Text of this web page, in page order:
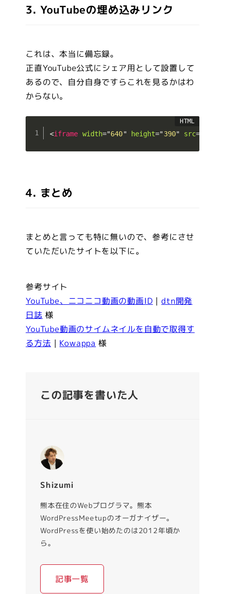
3. YouTubeの埋め込みリンク
これは、本当に備忘録。
正直YouTube公式にシェア用として設置して
あるので、自分自身ですらこれを見るかはわ
からない。
<iframe width="640" height="390" src=
4. まとめ
まとめと言っても特に無いので、参考にさせ
ていただいたサイトを以下に。
参考サイト
YouTube、ニコニコ動画の動画ID ｜dtn開発
日誌 様
YouTube動画のサイムネイルを自動で取得す
る方法 ｜ Kowappa 様
この記事を書いた人
Shizumi
熊本在住のWebプログラマ。熊本
WordPressMeetupのオーガナイザー。
WordPressを使い始めたのは2012年頃か
ら。
記事一覧